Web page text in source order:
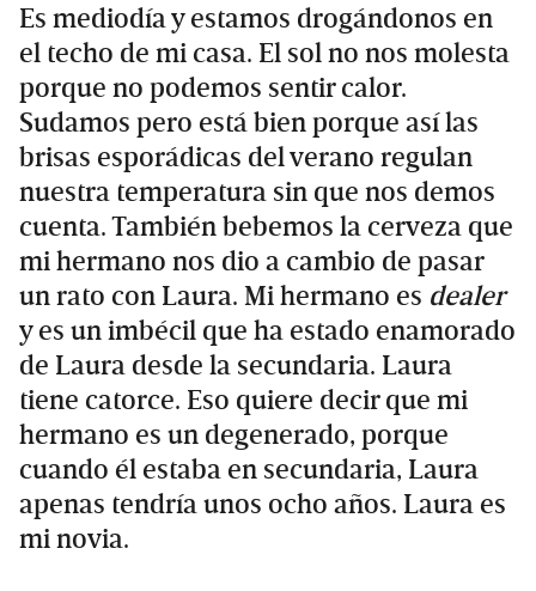
Es mediodía y estamos drogándonos en
el techo de mi casa. El sol no nos molesta
porque no podemos sentir calor.
Sudamos pero está bien porque así las
brisas esporádicas del verano regulan
nuestra temperatura sin que nos demos
cuenta. También bebemos la cerveza que
mi hermano nos dio a cambio de pasar
un rato con Laura. Mi hermano es dealer
y es un imbécil que ha estado enamorado
de Laura desde la secundaria. Laura
tiene catorce. Eso quiere decir que mi
hermano es un degenerado, porque
cuando él estaba en secundaria, Laura
apenas tendría unos ocho años. Laura es
mi novia.